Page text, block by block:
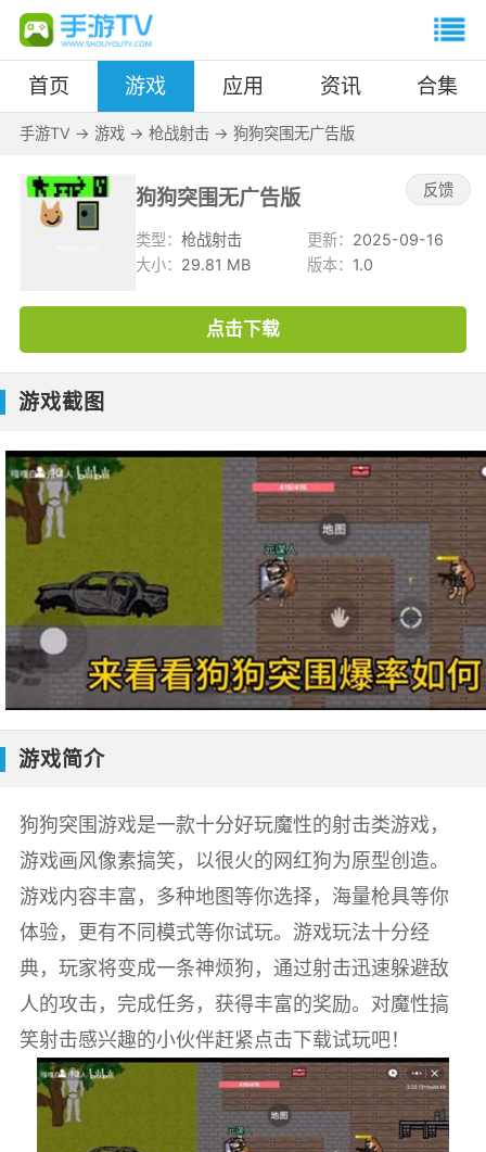
首页 游戏 应用 资讯 合集
手游TV -> 游戏-> 枪战射击-> 狗狗突围无广告版
狗狗突围无广告版 反馈
类型：枪战射击 更新： 2025-09-16
大小： 29.81 MB 版本： 1.0
点击下载
游戏截图
游戏简介
狗狗突围游戏是一款十分好玩魔性的射击类游戏，
游戏画风像素搞笑，以很火的网红狗为原型创造。
游戏内容丰富，多种地图等你选择，海量枪具等你
体验，更有不同模式等你试玩。游戏玩法十分经
典，玩家将变成一条神烦狗，通过射击迅速躲避敌
人的攻击，完成任务，获得丰富的奖励。对魔性搞
笑射击感兴趣的小伙伴赶紧点击下载试玩吧！